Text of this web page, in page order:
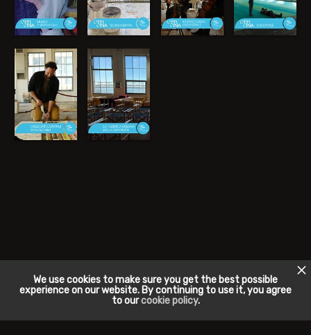
We use cookies to make sure you get the best possible
experience on our website. By continuing to use it, you agree
to ourcookie policy.